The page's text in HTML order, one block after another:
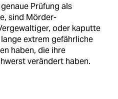
Prüfung als
sind Mörder-
oder kaputte
extrem gefährliche
haben, die ihre
verändert haben.